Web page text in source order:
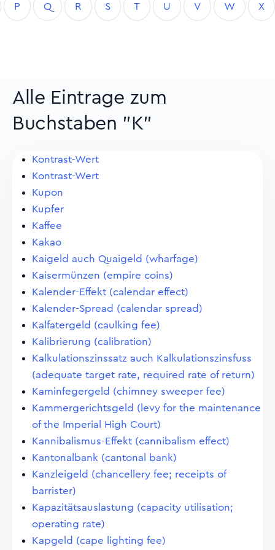
P Q R S T U V W X
Alle Eintrage zum
Buchstaben "K"
Kontrast-Wert
Kontrast-Wert
Kupon
Kupfer
Kaffee
Kakao
Kaigeld auch Quaigeld (wharfage)
Kaisermünzen (empire coins)
Kalender-Effekt (calendar effect)
Kalender-Spread (calendar spread)
Kalfatergeld (caulking fee)
Kalibrierung (calibration)
Kalkulationszinssatz auch Kalkulationszinsfuss
(adequate target rate, required rate of return)
Kaminfegergeld (chimney sweeper fee)
Kammergerichtsgeld (levy for the maintenance
of the Imperial High Court)
Kannibalismus-Effekt (cannibalism effect)
Kantonalbank (cantonal bank)
Kanzleigeld (chancellery fee; receipts of
barrister)
Kapazitätsauslastung (capacity utilisation;
operating rate)
Kapgeld (cape lighting fee)